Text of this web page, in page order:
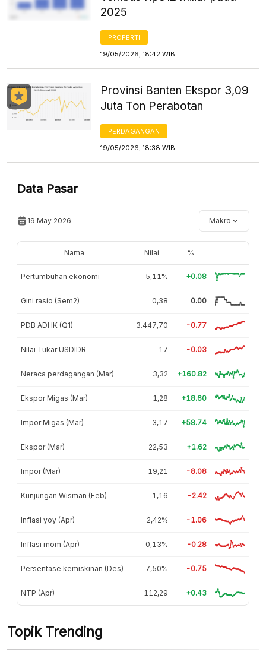
2025
PROPERTI
19/05/2026, 18:42 WIB
Provinsi Banten Ekspor 3,09
Juta Ton Perabotan
PERDAGANGAN
19/05/2026, 18:38 WIB
Data Pasar
19 May 2026 Makro
Nama Nilai %
Pertumbuhan ekonomi 5,11% +0.08
Gini rasio (Sem2) 0,38 0.00
PDB ADHK (Q1) 3.447,70 -0.77
Nilai Tukar USDIDR 17 -0.03
Neraca perdagangan (Mar) 3,32 +160.82
Ekspor Migas (Mar) 1,28 +18.60
Impor Migas (Mar) 3,17 +58.74
Ekspor (Mar) 22,53 +1.62
Impor (Mar) 19,21 -8.08
Kunjungan Wisman (Feb) 1,16 -2.42
Inflasi yoy (Apr) 2,42% -1.06
Inflasi mom (Apr) 0,13% -0.28
Persentase kemiskinan (Des) 7,50% -0.75
NTP (Apr) 112,29 +0.43
Topik Trending